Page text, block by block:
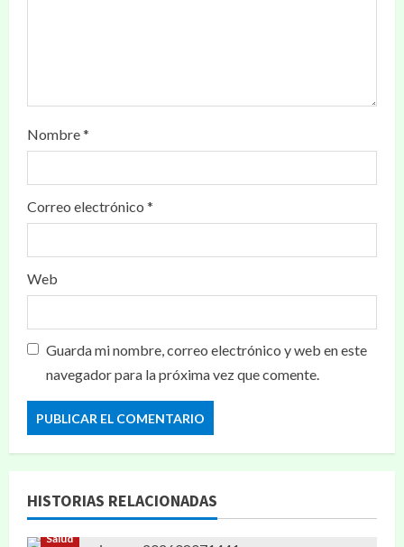
Nombre*
Correo electrónico *
Web
Guarda mi nombre, correo electrónico y web en este
navegador para la próxima vez que comente.
HISTORIAS RELACIONADAS
Salud